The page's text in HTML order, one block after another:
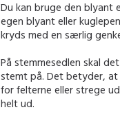
Du kan bruge den blyant
egen blyant eller
kryds med en særlig
På stemmesedlen skal
stemt på. Det betyder,
for felterne eller strege
helt ud.